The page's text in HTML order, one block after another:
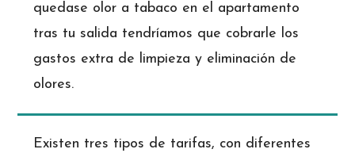
quedase olor a tabaco en el apartamento
tras tu salida tendríamos que cobrarle los
gastos extra de limpieza y eliminación de
olores.
Existen tres tipos de tarifas, con diferentes